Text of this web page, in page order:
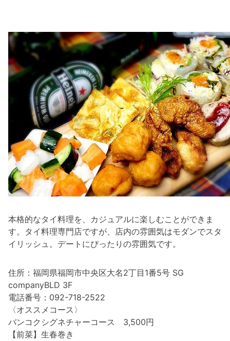
本格的なタイ料理を、カジュアルに楽しむことができま
す。タイ料理専門店ですが、店内の雰囲気はモダンでスタ
イリッシュ。デートにぴったりの雰囲気です。
住所：福岡県福岡市中央区大名2丁目1番5号 SG
companyBLD 3F
電話番号：092-718-2522
〈オススメコース〉
バンコクシグネチャーコース 3,500円
【前菜】生春巻き